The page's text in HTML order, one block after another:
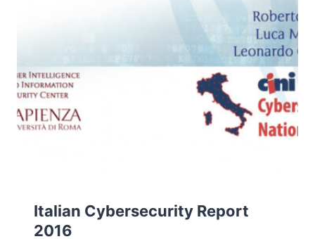
Italian Cybersecurity Report
2016